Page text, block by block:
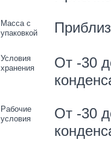
Масса с
упаковкой
Условия
хранения
От -30
Рабочие
условия
От -30